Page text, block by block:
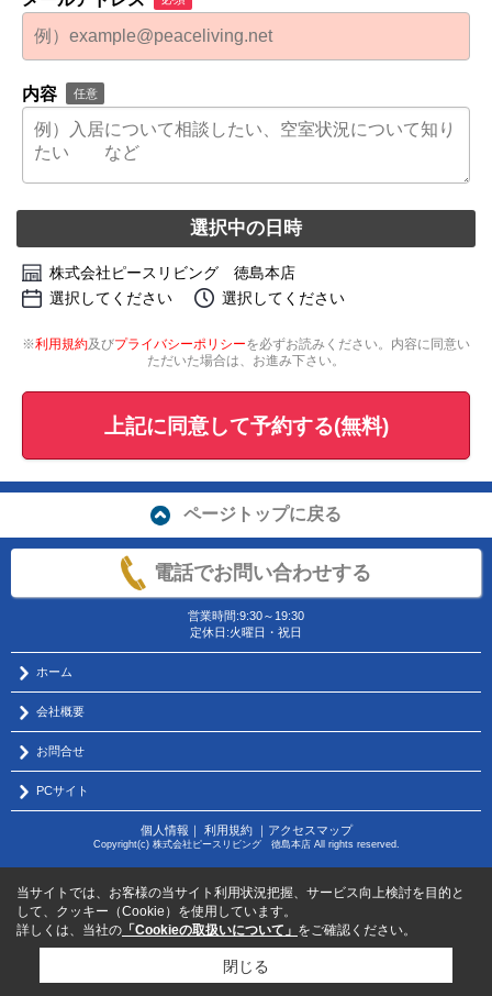
内容 任意
選択中の日時
株式会社ピースリビング 徳島本店
選択してください
選択してください
※利用規約及びプライバシーポリシーを必ずお読みください。内容に同意い
ただいた場合は、お進み下さい。
上記に同意して予約する(無料)
ページトップに戻る
電話でお問い合わせする
営業時間:9:30～19:30
定休日:火曜日・祝日
ホーム
会社概要
お問合せ
PCサイト
個人情報 ｜ 利用規約｜ アクセスマップ
Copyright(c) 株式会社ピースリビング 徳島本店 All rights reserved.
当サイトでは、お客様の当サイト利用状況把握、サービス向上検討を目的と
して、クッキー（Cookie）を使用しています。
詳しくは、当社の 「Cookieの取扱いについて」 をご確認ください。
閉じる